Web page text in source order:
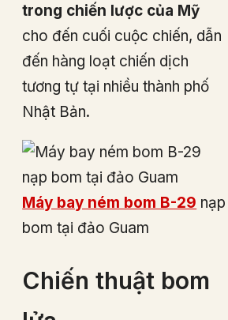
trong chiến lược của Mỹ
cho đến cuối cuộc chiến, dẫn
đến hàng loạt chiến dịch
tương tự tại nhiều thành phố
Nhật Bản.
Máy bay ném bom B-29 nạp
bom tại đảo Guam
Chiến thuật bom